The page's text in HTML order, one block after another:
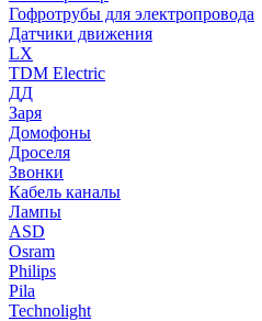
Гофротрубы для электропровода
Датчики движения
LX
TDM Electric
ДД
Заря
Домофоны
Дроселя
Звонки
Кабель каналы
Лампы
ASD
Osram
Philips
Pila
Technolight